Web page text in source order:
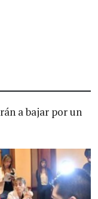
a bajar por un